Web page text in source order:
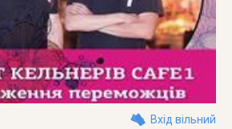
Вхід вільний